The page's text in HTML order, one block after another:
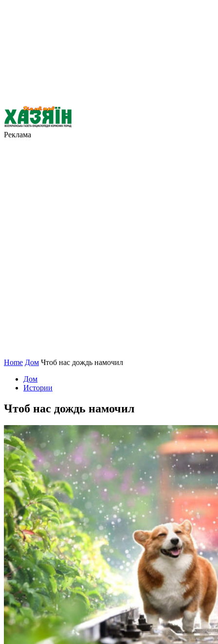
Реклама
Home Дом Чтоб нас дождь намочил
Дом
Истории
Чтоб нас дождь намочил